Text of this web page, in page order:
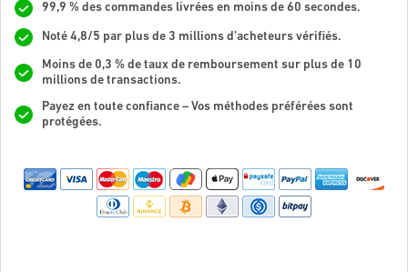
99,9 % des commandes livrées en moins de 60 secondes.
Noté 4,8/5 par plus de 3 millions d’acheteurs vérifiés.
Moins de 0,3 % de taux de remboursement sur plus de 10
millions de transactions.
Payez en toute confiance – Vos méthodes préférées sont
protégées.